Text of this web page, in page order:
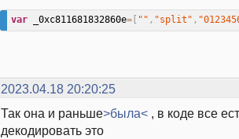
var _0xc811681832860e=[ "" , "split" ,
2023.04.18 20:20:25
Так она и раньше>была< , в коде все
декодировать это